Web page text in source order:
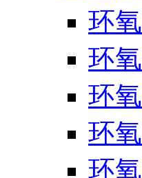
环
环
环
环
环